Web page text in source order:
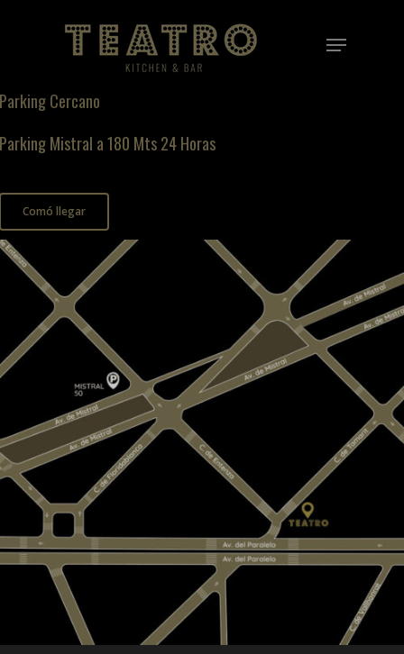
Menu
Parking Cercano
Parking Mistral a 180 Mts 24 Horas
Comó llegar